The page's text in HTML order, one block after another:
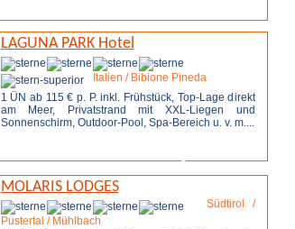
LAGUNA PARK Hotel
Italien / Bibione Pineda
1 ÜN ab 115 € p. P. inkl. Frühstück, Top-Lage direkt
am Meer, Privatstrand mit XXL-Liegen und
Sonnenschirm, Outdoor-Pool, Spa-Bereich u. v. m....
MOLARIS LODGES
Südtirol /
Pustertal / Mühlbach